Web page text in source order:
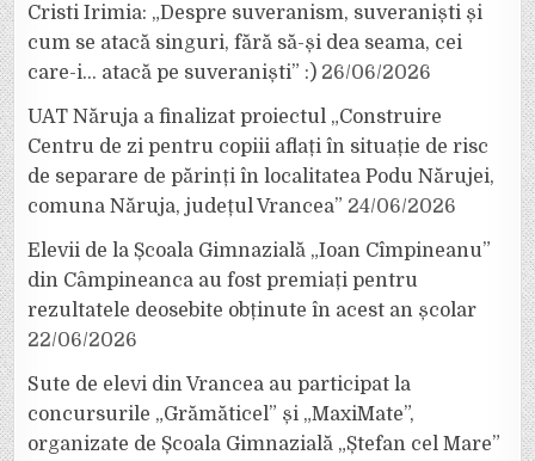
Cristi Irimia: „Despre suveranism, suveraniști și
cum se atacă singuri, fără să-și dea seama, cei
care-i… atacă pe suveraniști” :) 26/06/2026
UAT Năruja a finalizat proiectul „Construire
Centru de zi pentru copiii aflați în situație de risc
de separare de părinți în localitatea Podu Nărujei,
comuna Năruja, județul Vrancea” 24/06/2026
Elevii de la Școala Gimnazială „Ioan Cîmpineanu”
din Câmpineanca au fost premiați pentru
rezultatele deosebite obținute în acest an școlar
22/06/2026
Sute de elevi din Vrancea au participat la
concursurile „Grămăticel” și „MaxiMate”,
organizate de Școala Gimnazială „Ștefan cel Mare”